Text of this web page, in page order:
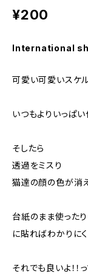
¥200
International
可愛い可愛いスケ
いつもよりいっぱい
そしたら
透過をミスり
猫達の顔の色が消え
台紙のまま使った
に貼ればわかりにく
それでも良いよ！！